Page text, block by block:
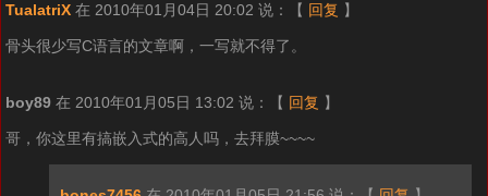
TualatriX 在 2010年01月04日 20:02 说： 【 回复 】
骨头很少写C语言的文章啊，一写就不得了。
boy89 在 2010年01月05日 13:02 说： 【 回复 】
哥，你这里有搞嵌入式的高人吗，去拜膜~~~~